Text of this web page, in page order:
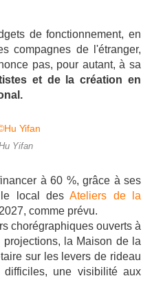
de fonctionnement, en
compagnes de l'étranger,
pas, pour autant, à sa
et de la création en
Yifan
à 60 %, grâce à ses
le local desAteliers de la
comme prévu.
chorégraphiques ouverts à
la Maison de la
sur les levers de rideau
une visibilité aux